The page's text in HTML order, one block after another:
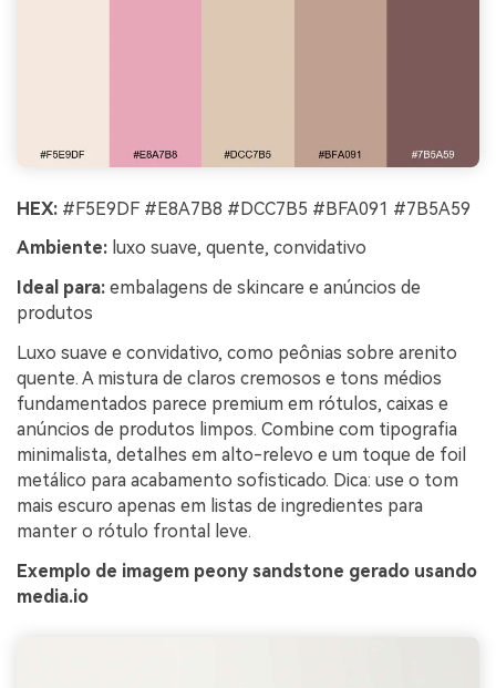
HEX: #F5E9DF #E8A7B8 #DCC7B5 #BFA091 #7B5A59
Ambiente: luxo suave, quente, convidativo
Ideal para: embalagens de skincare e anúncios de
produtos
Luxo suave e convidativo, como peônias sobre arenito
quente. A mistura de claros cremosos e tons médios
fundamentados parece premium em rótulos, caixas e
anúncios de produtos limpos. Combine com tipografia
minimalista, detalhes em alto-relevo e um toque de foil
metálico para acabamento sofisticado. Dica: use o tom
mais escuro apenas em listas de ingredientes para
manter o rótulo frontal leve.
Exemplo de imagem peony sandstone gerado usando
media.io